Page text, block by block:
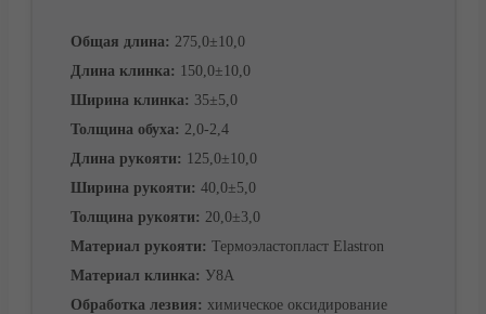
Общая длина: 275,0±10,0
Длина клинка: 150,0±10,0
Ширина клинка: 35±5,0
Толщина обуха: 2,0-2,4
Длина рукояти: 125,0±10,0
Ширина рукояти: 40,0±5,0
Толщина рукояти: 20,0±3,0
Материал рукояти: Термоэластопласт Elastron
Материал клинка: У8А
Обработка лезвия: химическое оксидирование